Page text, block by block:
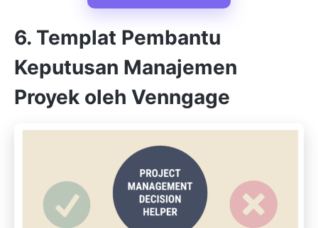
6. Templat Pembantu
Keputusan Manajemen
Proyek oleh Venngage